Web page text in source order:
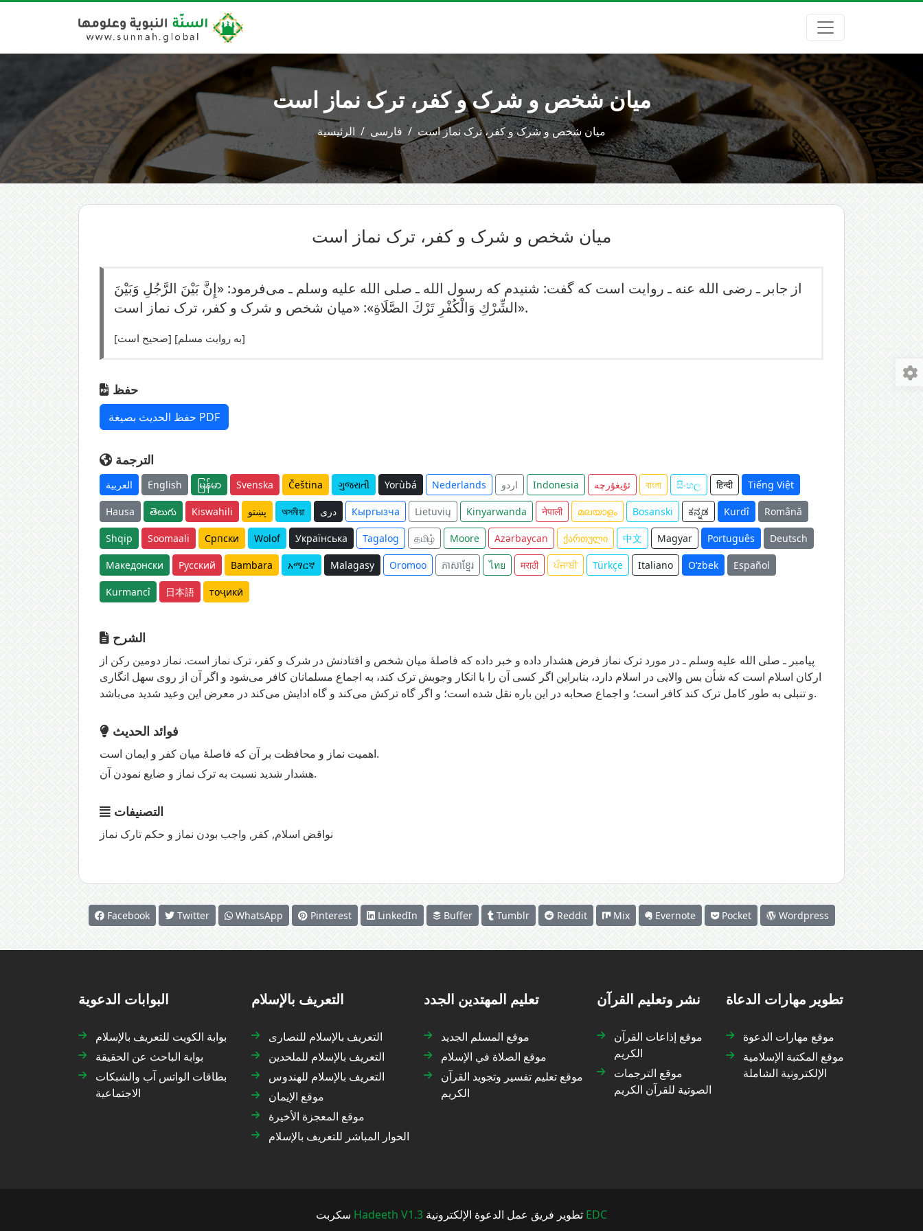
میان شخص و شرک و کفر، ترک نماز است
الرئيسية فارسی میان شخص و شرک و کفر، ترک نماز است
میان شخص و شرک و کفر، ترک نماز است
از جابر ـ رضی الله عنه ـ روایت است که گفت: شنیدم که رسول الله ـ صلی الله علیه وسلم ـ می‌فرمود: «إِنَّ بَيْنَ الرَّجُلِ وَبَيْنَ
الشِّرْكِ وَالْكُفْرِ تَرْكَ الصَّلَاةِ»: «میان شخص و شرک و کفر، ترک نماز است».
[صحیح است] [به روایت مسلم]
حفظ
حفظ الحديث بصيغة PDF
الترجمة
العربية English မြန်မာ Svenska Čeština ગુજરાતી Yorùbá Nederlands اردو Indonesia ئۇيغۇرچە বাংলা සිංහල हिन्दी Tiếng Việt
Hausa తెలుగు Kiswahili پښتو অসমীয়া دری Кыргызча Lietuvių Kinyarwanda नेपाली മലയാളം Bosanski ಕನ್ನಡ Kurdî Română
Shqip Soomaali Српски Wolof Українська Tagalog தமிழ் Moore Azərbaycan ქართული 中文 Magyar Português Deutsch
Македонски Русский Bambara አማርኛ Malagasy Oromoo ភាសាខ្មែរ ไทย मराठी ਪੰਜਾਬੀ Türkçe Italiano O‘zbek Español
Kurmancî 日本語 тоҷикӣ
الشرح
پیامبر ـ صلی الله علیه وسلم ـ در مورد ترک نماز فرض هشدار داده و خبر داده که فاصلهٔ میان شخص و افتادنش در شرک و کفر، ترک نماز است. نماز دومین رکن از
ارکان اسلام است که شأن بس والایی در اسلام دارد، بنابراین اگر کسی آن را با انکار وجوبش ترک کند، به اجماع مسلمانان کافر می‌شود و اگر آن از روی سهل انگاری
و تنبلی به طور کامل ترک کند کافر است؛ و اجماع صحابه در این باره نقل شده‌ است؛ و اگر گاه ترکش می‌کند و گاه ادایش می‌کند در معرض این وعید شدید می‌باشد.
فوائد الحديث
اهمیت نماز و محافظت بر آن که فاصلهٔ میان کفر و ایمان است.
هشدار شدید نسبت به ترک نماز و ضایع نمودن آن.
التصنيفات
نواقض اسلام, كفر , واجب بودن نماز و حكم تارک نماز
Facebook Twitter WhatsApp Pinterest LinkedIn Buffer Tumblr Reddit Mix Evernote Pocket Wordpress
البوابات الدعوية
بوابة الكويت للتعريف بالإسلام
بوابة الباحث عن الحقيقة
بطاقات الواتس آب والشبكات
الاجتماعية
التعريف بالإسلام
التعريف بالإسلام للنصارى
التعريف بالإسلام للملحدين
التعريف بالإسلام للهندوس
موقع الإيمان
موقع المعجزة الأخيرة
الحوار المباشر للتعريف بالإسلام
تعليم المهتدين الجدد
موقع المسلم الجديد
موقع الصلاة في الإسلام
موقع تعليم تفسير وتجويد القرآن
الكريم
نشر وتعليم القرآن
موقع إذاعات القرآن
الكريم
موقع الترجمات
الصوتية للقرآن الكريم
تطوير مهارات الدعاة
موقع مهارات الدعوة
موقع المكتبة الإسلامية
الإلكترونية الشاملة
Hadeeth V1.3 EDC